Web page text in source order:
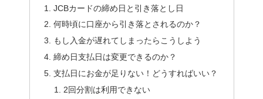
JCBカードの締め日と引き落とし日
何時頃に口座から引き落とされるのか？
もし入金が遅れてしまったらこうしよう
締め日支払日は変更できるのか？
支払日にお金が足りない！どうすればいい？
2回分割は利用できない